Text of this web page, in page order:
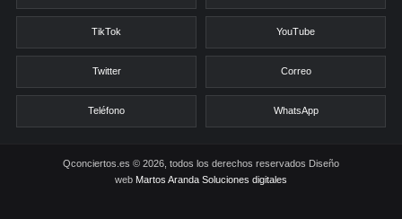
TikTok YouTube
Twitter Correo
Teléfono WhatsApp
Qconciertos.es © 2026, todos los derechos reservados Diseño
web Martos Aranda Soluciones digitales